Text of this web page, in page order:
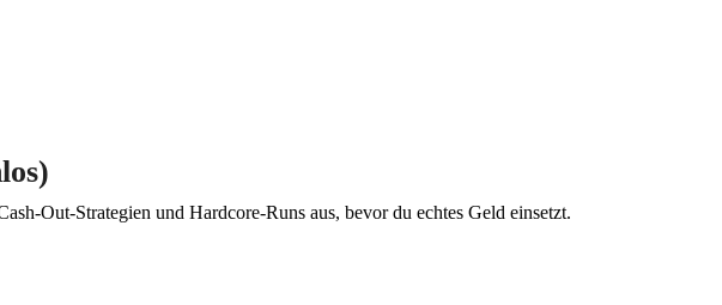
Out-Strategien und Hardcore-Runs aus, bevor du echtes Geld einsetzt.